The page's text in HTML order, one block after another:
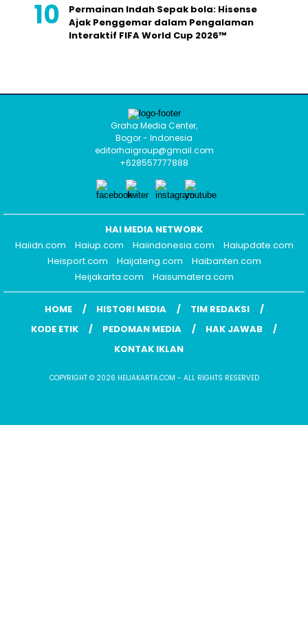
Permainan Indah Sepak bola: Hisense
Ajak Penggemar dalam Pengalaman
Interaktif FIFA World Cup 2026™
Graha Media Center,
Bogor - Indonesia
editorhaigroup@gmail.com
+628557777888
HAI MEDIA NETWORK
Haiidn.com
Haiup.com Haiindonesia.com
Haiupdate.com
Heisport.com
Haijateng.com
Haibanten.com
Heijakarta.com
Haisumatera.com
HOME HISTORI MEDIA
TIM REDAKSI
KODE ETIK
PEDOMAN MEDIA
HAK JAWAB
KONTAK IKLAN
COPYRIGHT © 2026 HEIJAKARTA.COM - ALL RIGHTS RESERVED